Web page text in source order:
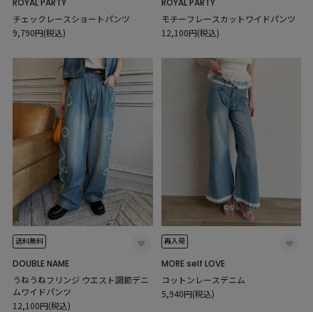
ROYAL PARTY
チェックレースショートパンツ
9,790円(税込)
ROYAL PARTY
モチーフレースカットワイドパンツ
12,100円(税込)
送料無料
DOUBLE NAME
うねうねフリンジ ウエスト調節デニ
ムワイドパンツ
12,100円(税込)
再入荷
MORE self LOVE
コットンレースデニム
5,940円(税込)